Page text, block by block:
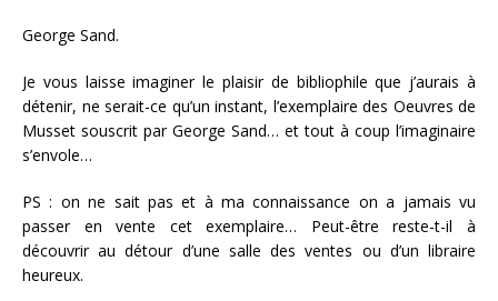
George Sand.
Je vous laisse imaginer le plaisir de bibliophile que j’aurais à
détenir, ne serait-ce qu’un instant, l’exemplaire des Oeuvres de
Musset souscrit par George Sand… et tout à coup l’imaginaire
s’envole…
PS : on ne sait pas et à ma connaissance on a jamais vu
passer en vente cet exemplaire… Peut-être reste-t-il à
découvrir au détour d’une salle des ventes ou d’un libraire
heureux.